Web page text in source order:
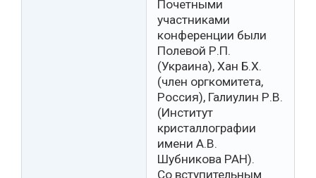
Почетными
участниками
конференции были
Полевой Р.П.
(Украина), Хан Б.Х.
(член оргкомитета,
Россия), Галиулин Р.В.
(Институт
кристаллографии
имени А.В.
Шубникова РАН).
Со вступительным